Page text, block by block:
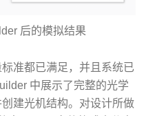
后的模拟结果
准都已满足，并且系统已
中展示了完整的光学
建光机结构。对设计所做